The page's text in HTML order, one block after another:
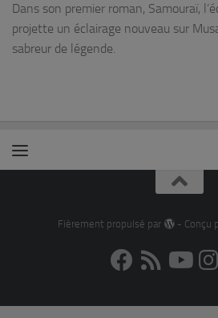
Dans son premier roman, Samouraï,
projette un éclairage nouveau sur
sabreur de légende.
Fièrement propulsé par - Conçu